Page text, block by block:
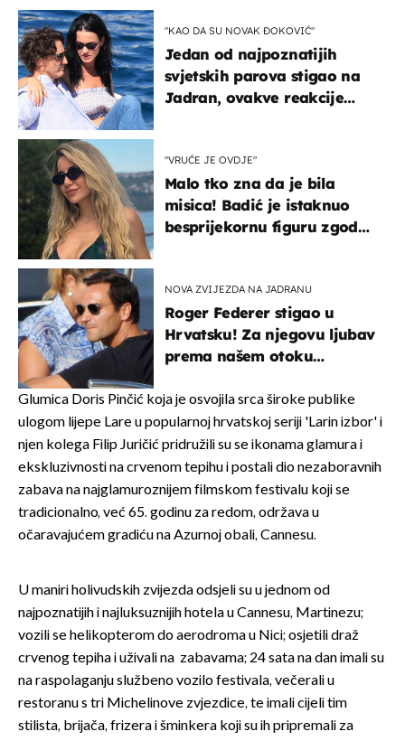
"KAO DA SU NOVAK ĐOKOVIĆ"
Jedan od najpoznatijih
svjetskih parova stigao na
Jadran, ovakve reakcije
"VRUĆE JE OVDJE"
Malo tko zna da je bila
misica! Badić je istaknuo
besprijekornu figuru zgodne
NOVA ZVIJEZDA NA JADRANU
Roger Federer stigao u
Hrvatsku! Za njegovu ljubav
prema našem otoku
Hrvat
Glumica Doris Pinčić koja je osvojila srca široke publike
ulogom lijepe Lare u popularnoj hrvatskoj seriji 'Larin izbor' i
njen kolega Filip Juričić pridružili su se ikonama glamura i
ekskluzivnosti na crvenom tepihu i postali dio nezaboravnih
zabava na najglamuroznijem filmskom festivalu koji se
tradicionalno, već 65. godinu za redom, održava u
očaravajućem gradiću na Azurnoj obali, Cannesu.
U maniri holivudskih zvijezda odsjeli su u jednom od
najpoznatijih i najluksuznijih hotela u Cannesu, Martinezu;
vozili se helikopterom do aerodroma u Nici; osjetili draž
crvenog tepiha i uživali na zabavama; 24 sata na dan imali su
na raspolaganju službeno vozilo festivala, večerali u
restoranu s tri Michelinove zvjezdice, te imali cijeli tim
stilista, brijača, frizera i šminkera koji su ih pripremali za